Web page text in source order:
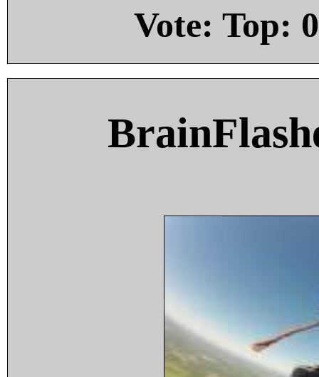
Vote: Top: 0